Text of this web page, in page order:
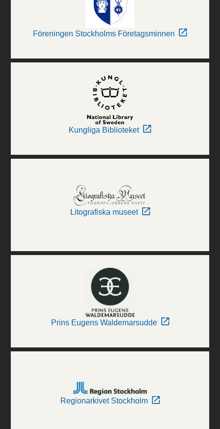
Föreningen Stockholms Företagsminnen
Kungliga Biblioteket
Litografiska museet
Prins Eugens Waldemarsudde
Regionarkivet Stockholm